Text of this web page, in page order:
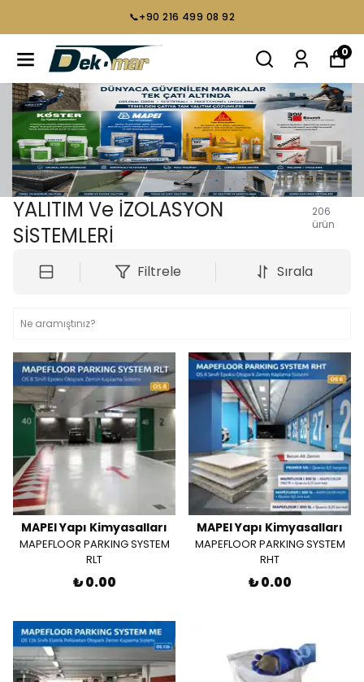
📞+90 216 499 08 92
0
YALITIM Ve İZOLASYON
SİSTEMLERİ
206
ürün
Filtrele Sırala
MAPEI Yapı Kimyasalları
MAPEFLOOR PARKING SYSTEM
RLT
₺ 0.00
MAPEI Yapı Kimyasalları
MAPEFLOOR PARKING SYSTEM
RHT
₺ 0.00